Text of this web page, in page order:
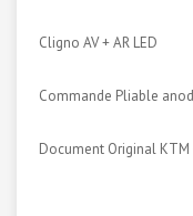
Cligno AV + AR LED
Commande Pliable
Document Original